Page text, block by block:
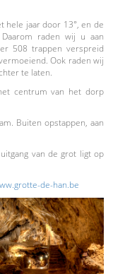
hele jaar door 13°, en de
raden wij u aan
508 trappen verspreid
Ook raden wij
te laten.
centrum van het dorp
Buiten opstappen, aan
van de grot ligt op
de-han.be